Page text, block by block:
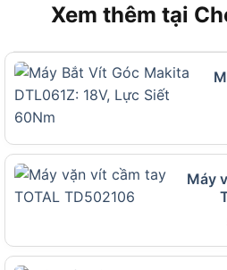
Lực siết tối đa
155
Tốc độ không tải
0 đến
Tốc độ đập
0 đến
Khả năng vặn ốc máy
Khả năng vặn ốc tiêu
M5
Khả năng vặn ốc đàn
hồi cao
M5
(ren dài)
22
Xem thêm tại
Máy